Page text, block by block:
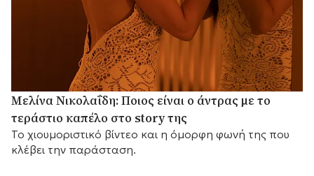
Μελίνα Νικολαΐδη: Ποιος είναι ο άντρας με το
τεράστιο καπέλο στο story της
Το χιουμοριστικό βίντεο και η όμορφη φωνή της που
κλέβει την παράσταση.